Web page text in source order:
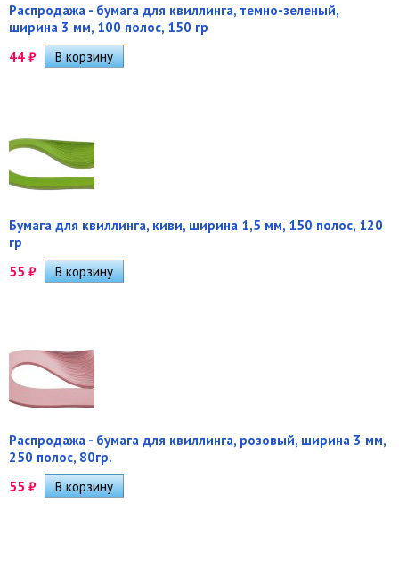
Распродажа - бумага для квиллинга, темно-зеленый,
ширина 3 мм, 100 полос, 150 гр
44 ₽
Бумага для квиллинга, киви, ширина 1,5 мм, 150 полос, 120
гр
55 ₽
Распродажа - бумага для квиллинга, розовый, ширина 3 мм,
250 полос, 80гр.
55 ₽